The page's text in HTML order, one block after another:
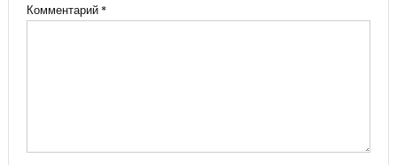
Комментарий *